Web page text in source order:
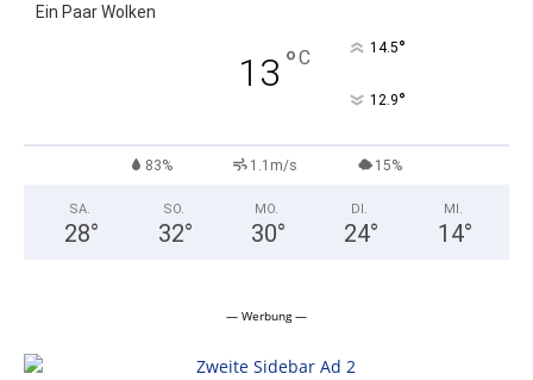
Ein Paar Wolken
13 °C 14.5°
12.9°
83% 1.1m/s 15%
SA.
28°
SO.
32°
MO.
30°
DI.
24°
MI.
14°
— Werbung —